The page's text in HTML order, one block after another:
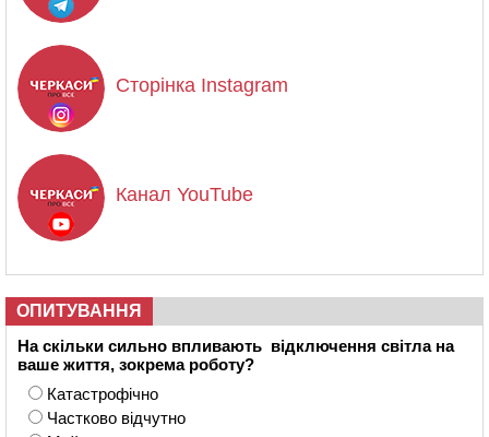
Сторінка Instagram
Канал YouTube
ОПИТУВАННЯ
На скільки сильно впливають відключення світла на
ваше життя, зокрема роботу?
Катастрофічно
Частково відчутно